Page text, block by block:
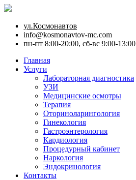
ул.Космонавтов
info@kosmonavtov-mc.com
пн-пт 8:00-20:00, сб-вс 9:00-13:00
Главная
Услуги
Лабораторная диагностика
УЗИ
Медицинские осмотры
Терапия
Оториноларингология
Гинекология
Гастроэнтерология
Кардиология
Процедурный кабинет
Наркология
Эндокринология
Контакты